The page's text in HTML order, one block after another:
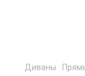
Диваны